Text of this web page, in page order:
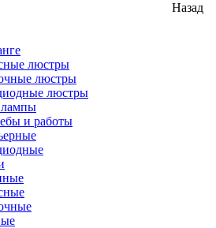
Назад
люстры
люстры
люстры
и работы